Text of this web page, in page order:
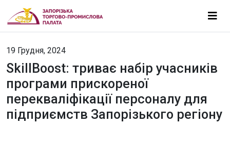
19 Грудня, 2024
SkillBoost: триває набір учасників
програми прискореної
перекваліфікації персоналу для
підприємств Запорізького регіону